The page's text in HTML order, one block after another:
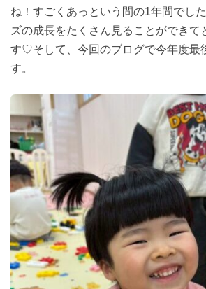
ね！すごくあっという間の1年間でし
ズの成長をたくさん見ることができて
す♡そして、今回のブログで今年度最
す。